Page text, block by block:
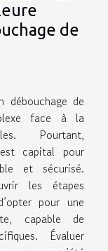
de
débouchage de
face à la
Pourtant,
capital pour
et sécurisé.
les étapes
pour une
capable de
Évaluer